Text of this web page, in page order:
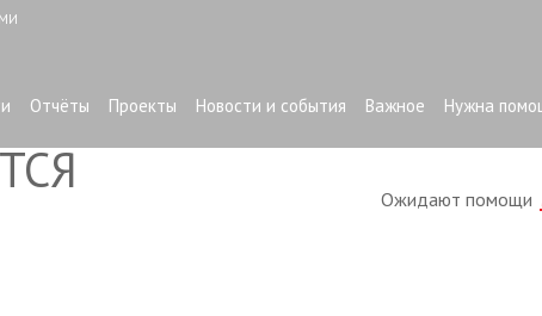
Отчёты Проекты Новости и события Важное Нужна
Ожидают помощи